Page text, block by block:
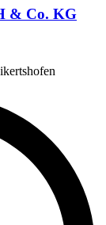
& Co. KG